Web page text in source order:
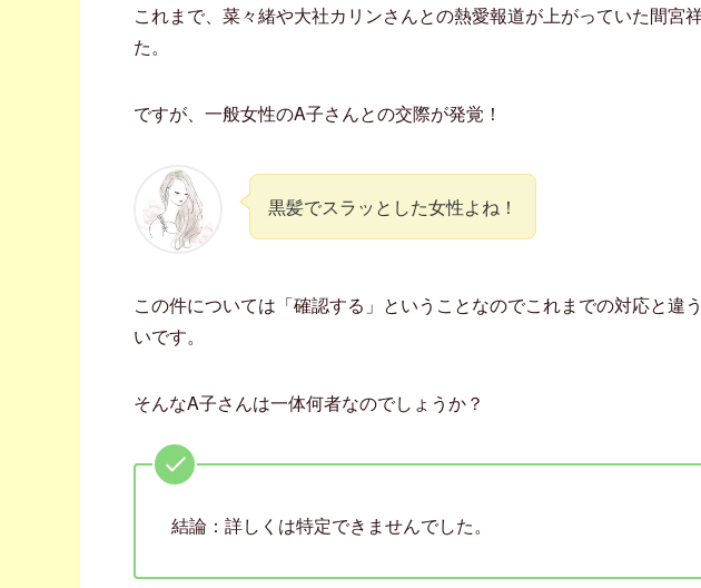
これまで、菜々緒や大社カリンさんとの熱愛報道が上がっていた間宮
た。
ですが、一般女性のA子さんとの交際が発覚！
黒髪でスラッとした女性よね！
この件については「確認する」ということなのでこれまでの対応と違
いです。
そんなA子さんは一体何者なのでしょうか？
結論：詳しくは特定できませんでした。